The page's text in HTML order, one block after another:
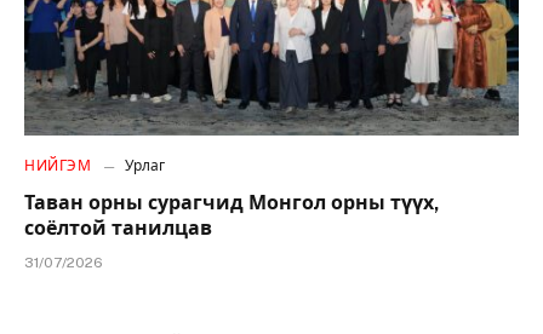
НИЙГЭМ Урлаг
Таван орны сурагчид Монгол орны түүх,
соёлтой танилцав
31/07/2026